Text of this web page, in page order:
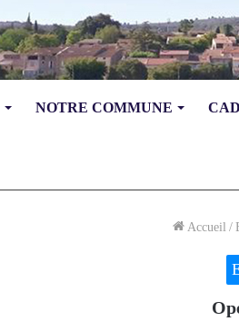
NOTRE COMMUNE
Accueil /